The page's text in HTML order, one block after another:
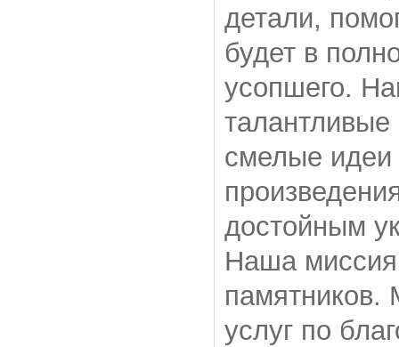
детали,
будет в
усопшего.
смелые идеи
достойным
Наша миссия
памятников.
услуг по